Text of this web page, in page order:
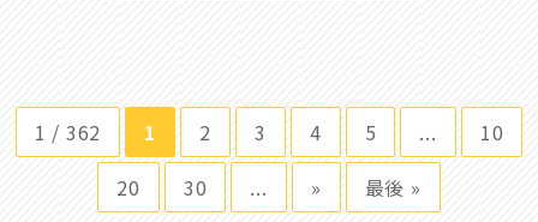
1 / 362 1 2 3 4 5 ...
10
20
30 ... » 最後 »